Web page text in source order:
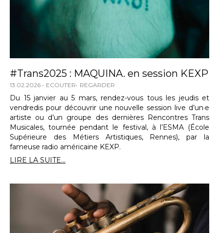
#Trans2025 : MAQUINA. en session KEXP
13.02.2026 ECOUTER REGARDER
Du 15 janvier au 5 mars, rendez-vous tous les jeudis et
vendredis pour découvrir une nouvelle session live d’un·e
artiste ou d’un groupe des dernières Rencontres Trans
Musicales, tournée pendant le festival, à l’ESMA (École
Supérieure des Métiers Artistiques, Rennes), par la
fameuse radio américaine KEXP.
LIRE LA SUITE...